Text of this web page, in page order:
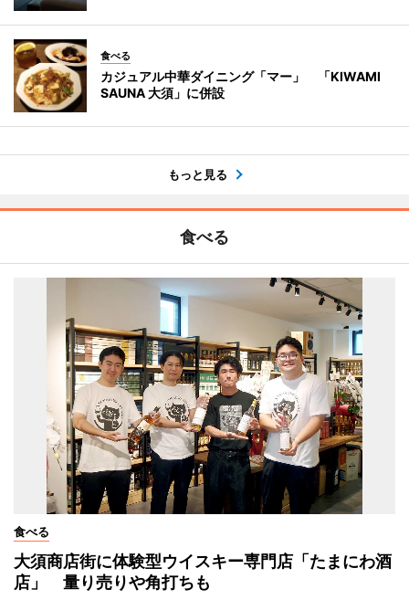
食べる
カジュアル中華ダイニング「マー」 「KIWAMI
SAUNA 大須」に併設
もっと見る
食べる
食べる
大須商店街に体験型ウイスキー専門店「たまにわ酒
店」 量り売りや角打ちも